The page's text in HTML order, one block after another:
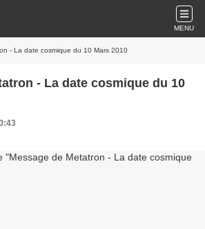
MENU
- La date cosmique du 10 Mars 2010
- La date cosmique du 10